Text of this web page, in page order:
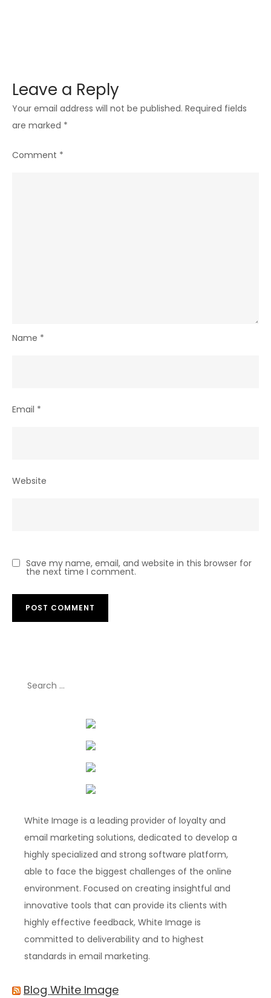
Leave a Reply
Your email address will not be published. Required fields
are marked *
Comment *
Name *
Email *
Website
Save my name, email, and website in this browser for
the next time I comment.
White Image is a leading provider of loyalty and
email marketing solutions, dedicated to develop a
highly specialized and strong software platform,
able to face the biggest challenges of the online
environment. Focused on creating insightful and
innovative tools that can provide its clients with
highly effective feedback, White Image is
committed to deliverability and to highest
standards in email marketing.
Blog White Image